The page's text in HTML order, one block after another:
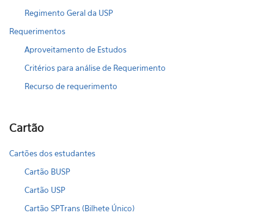
Regimento Geral da USP
Requerimentos
Aproveitamento de Estudos
Critérios para análise de Requerimento
Recurso de requerimento
Cartão
Cartões dos estudantes
Cartão BUSP
Cartão USP
Cartão SPTrans (Bilhete Único)